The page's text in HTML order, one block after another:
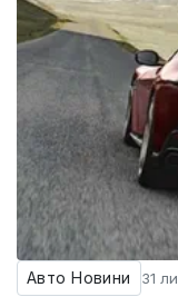
Авто Новини 31